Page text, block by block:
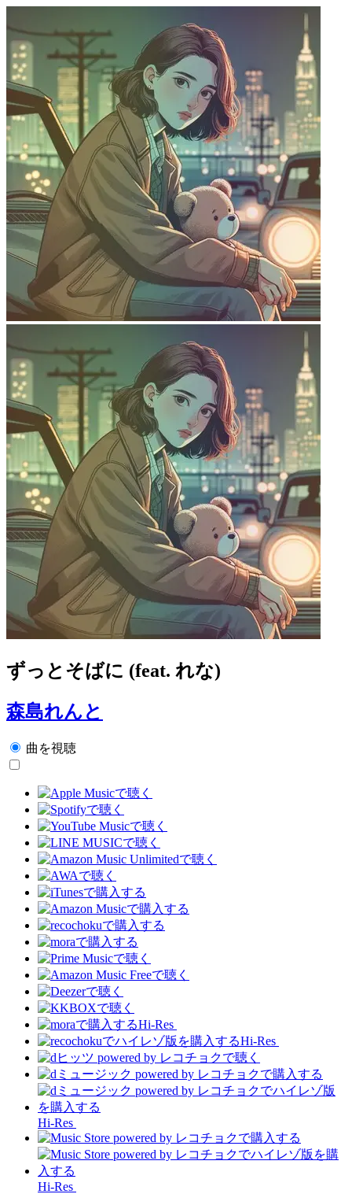
ずっとそばに (feat. れな)
森島れんと
曲を視聴
Hi-Res
Hi-Res
Hi-Res
Hi-Res